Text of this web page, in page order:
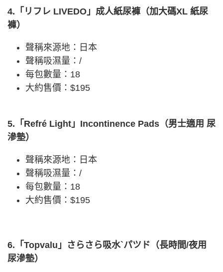
4.「リフレ LIVEDO」成人紙尿褲（加大碼XL 紙尿
褲）
聲稱來源地：日本
聲稱吸濕量：/
每包數量：18
大約售價：$195
5.「Refré Light」Incontinence Pads（男士適用 尿
滲墊）
聲稱來源地：日本
聲稱吸濕量：/
每包數量：18
大約售價：$195
6.「Topvalu」さらさら吸水`パツド（長時間/夜用
尿滲墊）